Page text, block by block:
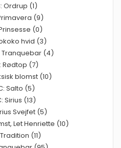
Ordrup (1)
(9)
(0)
hvid (3)
Tranquebar (4)
Rødtop (7)
blomst (10)
Salto (5)
Sirius (13)
Svejfet (5)
Let Henriette (10)
(11)